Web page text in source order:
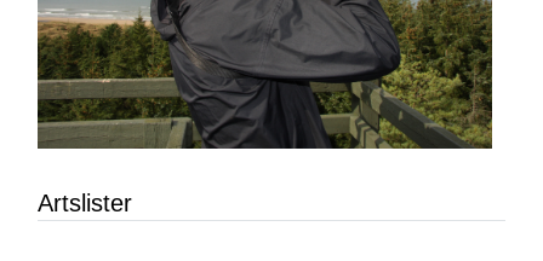
Artslister